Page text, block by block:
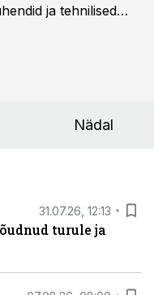
ja tehnilised
Nädal
31.07.26, 12:13
turule ja